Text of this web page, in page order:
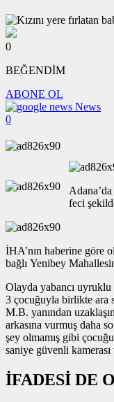
0
BEĞENDİM
ABONE OL
News
0
Adana’da
feci
İHA’nın haberine göre
bağlı Yenibey
Olayda yabancı
3 çocuğuyla birlikte ara
M.B. yanından
arkasına vurmuş daha
şey olmamış gibi
saniye güvenli
İFADESİ DE